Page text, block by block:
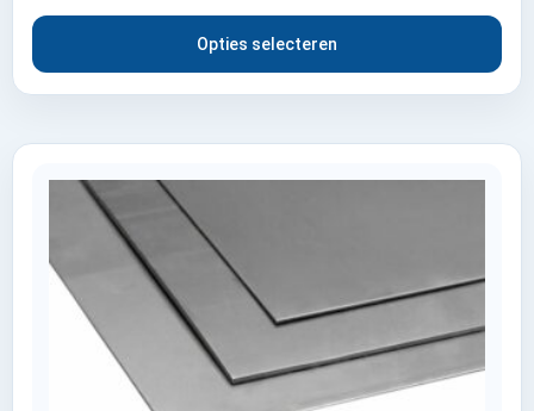
Opties selecteren